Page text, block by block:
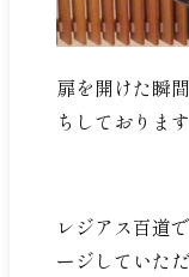
扉を開けた瞬
ちしております
レジアス百道
ージしていた